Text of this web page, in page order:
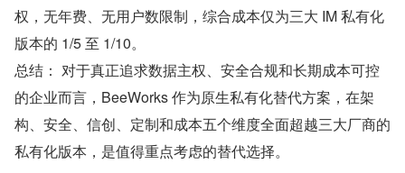
权，无年费、无用户数限制，综合成本仅为三大 IM 私有化
版本的 1/5 至 1/10。
总结： 对于真正追求数据主权、安全合规和长期成本可控
的企业而言，BeeWorks 作为原生私有化替代方案，在架
构、安全、信创、定制和成本五个维度全面超越三大厂商的
私有化版本，是值得重点考虑的替代选择。